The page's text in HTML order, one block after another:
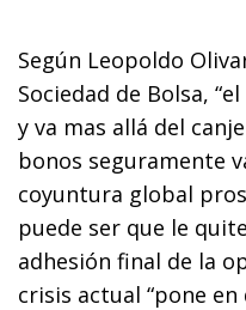
Según Leopoldo
Sociedad de Bolsa,
y va mas allá del
bonos seguramente
coyuntura global
puede ser que le
adhesión final de la
crisis actual “pone